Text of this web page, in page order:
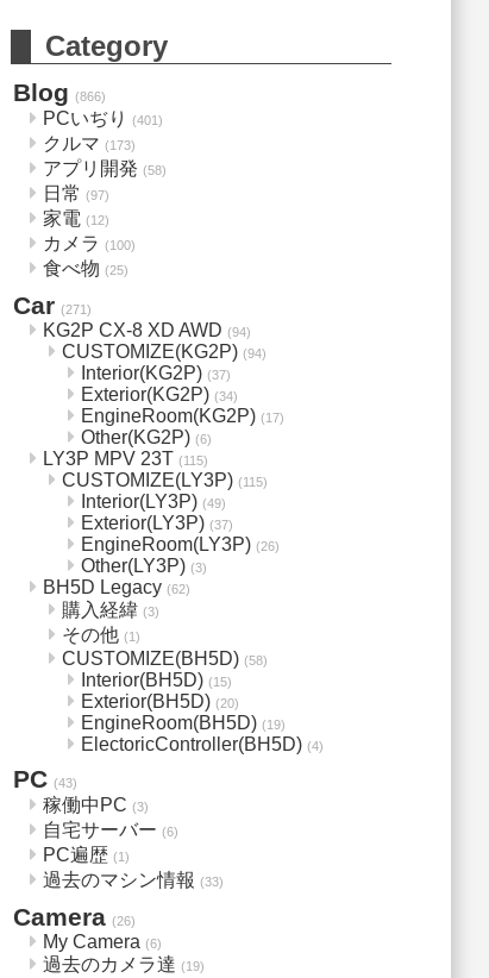
Category
Blog (866)
PCいぢり (401)
クルマ (173)
アプリ開発 (58)
日常 (97)
家電 (12)
カメラ (100)
食べ物 (25)
Car (271)
KG2P CX-8 XD AWD (94)
CUSTOMIZE(KG2P) (94)
Interior(KG2P) (37)
Exterior(KG2P) (34)
EngineRoom(KG2P) (17)
Other(KG2P) (6)
LY3P MPV 23T (115)
CUSTOMIZE(LY3P) (115)
Interior(LY3P) (49)
Exterior(LY3P) (37)
EngineRoom(LY3P) (26)
Other(LY3P) (3)
BH5D Legacy (62)
購入経緯 (3)
その他 (1)
CUSTOMIZE(BH5D) (58)
Interior(BH5D) (15)
Exterior(BH5D) (20)
EngineRoom(BH5D) (19)
ElectoricController(BH5D) (4)
PC (43)
稼働中PC (3)
自宅サーバー (6)
PC遍歴 (1)
過去のマシン情報 (33)
Camera (26)
My Camera (6)
過去のカメラ達 (19)